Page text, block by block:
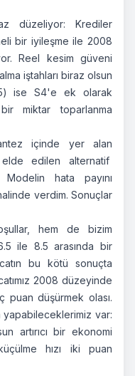
düzeliyor: Krediler
bir iyileşme ile 2008
Reel kesim güveni
iştahları biraz olsun
ise S4'e ek olarak
miktar toparlanma
içinde yer alan
edilen alternatif
Modelin hata payını
verdim. Sonuçlar
hem de bizim
ile 8.5 arasında bir
bu kötü sonuçta
2008 düzeyinde
düşürmek olası.
var:
artırıcı bir ekonomi
hızı iki puan